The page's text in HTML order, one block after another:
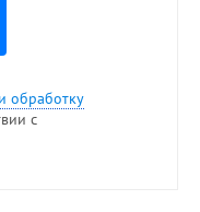
обработку
с